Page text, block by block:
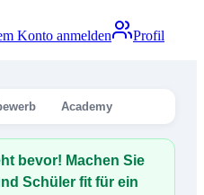
Konto anmelden
Profil
Academy
bevor! Machen Sie
Schüler fit für ein